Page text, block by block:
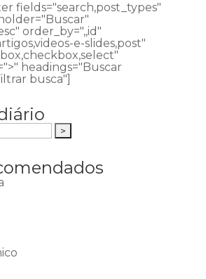
fields="search,post_types"
order_by=",,id"
e-slides,post"
headings="Buscar
busca"]